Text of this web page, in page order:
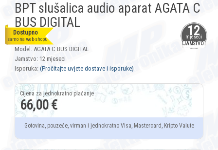
12
mjeseci
JAMSTVO
Dostupno
samo na web-shopu
BPT slušalica audio aparat AGATA C
BUS DIGITAL
Šifra: 2123
Model: AGATA C BUS DIGITAL
Jamstvo: 12 mjeseci
Isporuka: (Pročitajte uvjete dostave i isporuke)
66,00 €
Gotovina, pouzeće, virman i jednokratno Visa, Mastercard, Kripto Valute